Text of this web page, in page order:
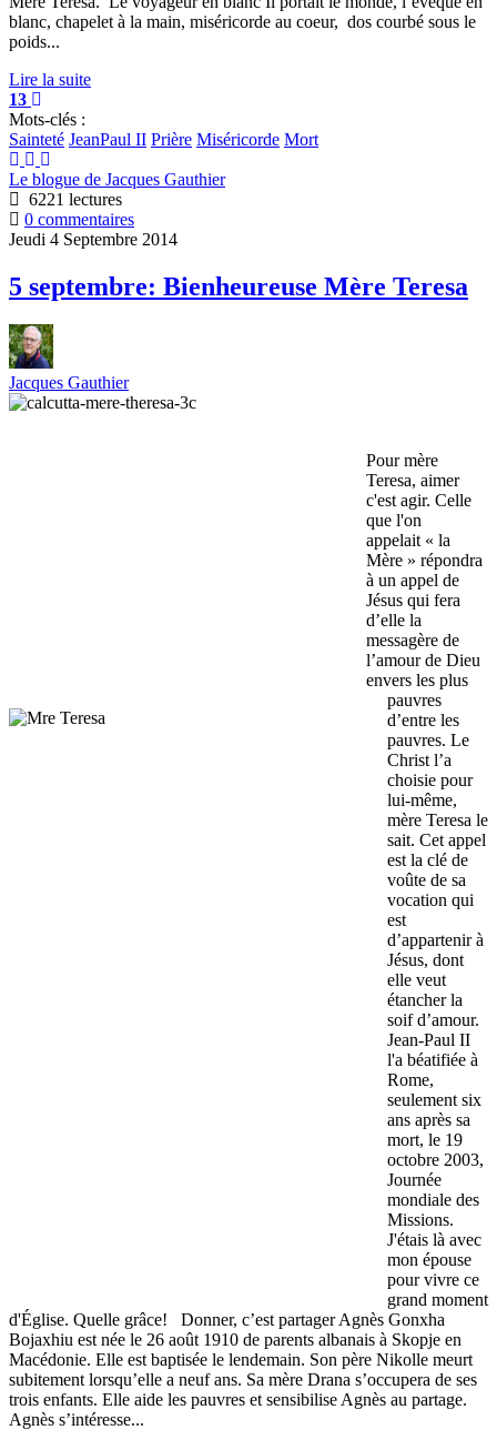
blanc, chapelet à la main, miséricorde au coeur, dos courbé sous le
poids...
Lire la suite
13
Mots-clés :
Sainteté JeanPaul II Prière Miséricorde Mort
Le blogue de Jacques Gauthier
6221 lectures
0 commentaires
Jeudi 4 Septembre 2014
5 septembre: Bienheureuse Mère Teresa
Jacques Gauthier
Pour mère
Teresa, aimer
c'est agir. Celle
que l'on
appelait « la
Mère » répondra
à un appel de
Jésus qui fera
d’elle la
messagère de
l’amour de Dieu
envers les plus
pauvres
d’entre les
pauvres. Le
Christ l’a
choisie pour
lui-même,
mère Teresa le
sait. Cet appel
est la clé de
voûte de sa
vocation qui
est
d’appartenir à
Jésus, dont
elle veut
étancher la
soif d’amour.
Jean-Paul II
l'a béatifiée à
Rome,
seulement six
ans après sa
mort, le 19
octobre 2003,
Journée
mondiale des
Missions.
J'étais là avec
mon épouse
pour vivre ce
grand moment
d'Église. Quelle grâce! Donner, c’est partager Agnès Gonxha
Bojaxhiu est née le 26 août 1910 de parents albanais à Skopje en
Macédonie. Elle est baptisée le lendemain. Son père Nikolle meurt
subitement lorsqu’elle a neuf ans. Sa mère Drana s’occupera de ses
trois enfants. Elle aide les pauvres et sensibilise Agnès au partage.
Agnès s’intéresse...